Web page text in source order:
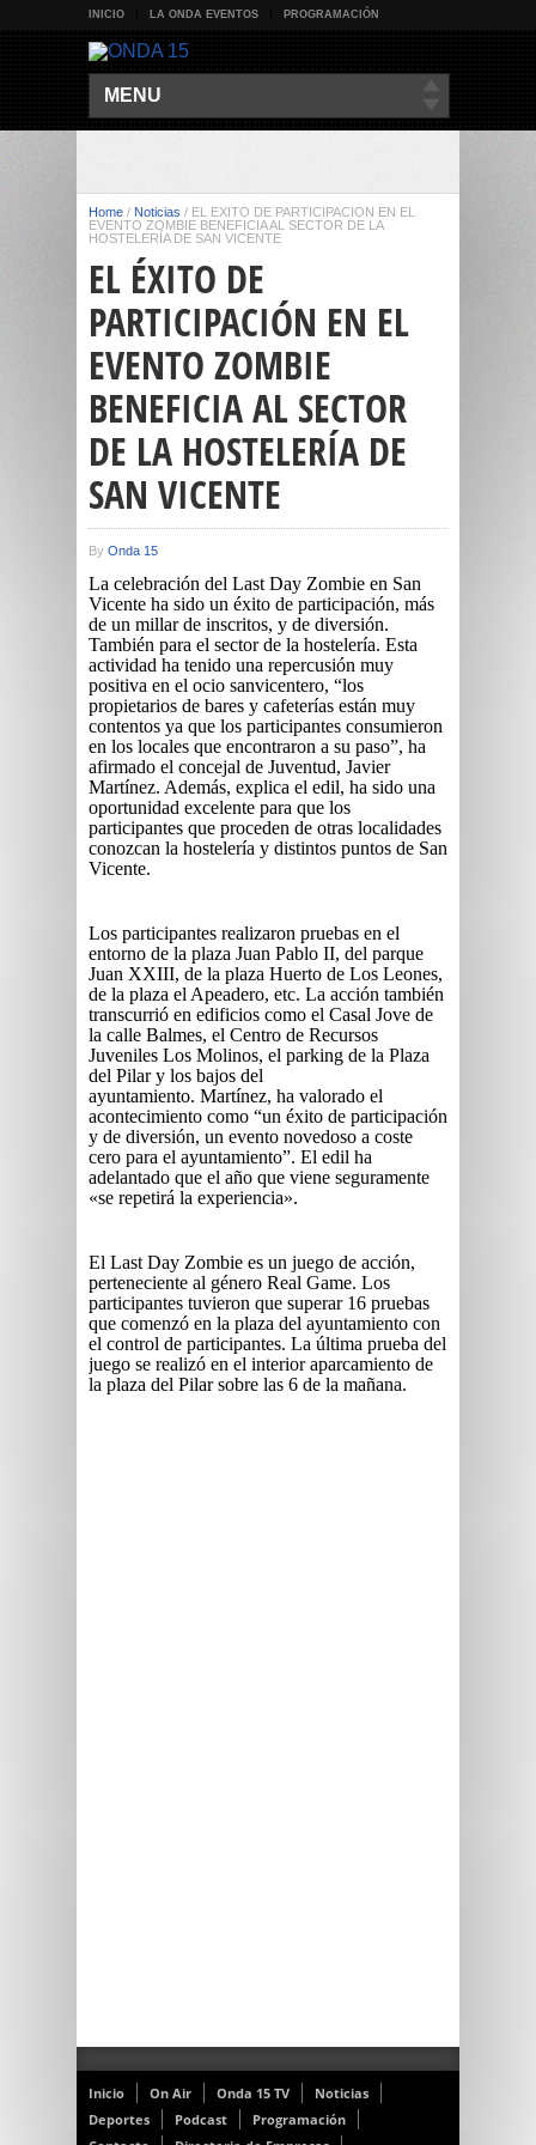
INICIO LA ONDA EVENTOS PROGRAMACIÓN
MENU
Home / Noticias / EL ÉXITO DE PARTICIPACIÓN EN EL
EVENTO ZOMBIE BENEFICIA AL SECTOR DE LA
HOSTELERÍA DE SAN VICENTE
EL ÉXITO DE
PARTICIPACIÓN EN EL
EVENTO ZOMBIE
BENEFICIA AL SECTOR
DE LA HOSTELERÍA DE
SAN VICENTE
By Onda 15
La celebración del Last Day Zombie en San
Vicente ha sido un éxito de participación, más
de un millar de inscritos, y de diversión.
También para el sector de la hostelería. Esta
actividad ha tenido una repercusión muy
positiva en el ocio sanvicentero, “los
propietarios de bares y cafeterías están muy
contentos ya que los participantes consumieron
en los locales que encontraron a su paso”, ha
afirmado el concejal de Juventud, Javier
Martínez. Además, explica el edil, ha sido una
oportunidad excelente para que los
participantes que proceden de otras localidades
conozcan la hostelería y distintos puntos de San
Vicente.
Los participantes realizaron pruebas en el
entorno de la plaza Juan Pablo II, del parque
Juan XXIII, de la plaza Huerto de Los Leones,
de la plaza el Apeadero, etc. La acción también
transcurrió en edificios como el Casal Jove de
la calle Balmes, el Centro de Recursos
Juveniles Los Molinos, el parking de la Plaza
del Pilar y los bajos del
ayuntamiento. Martínez, ha valorado el
acontecimiento como “un éxito de participación
y de diversión, un evento novedoso a coste
cero para el ayuntamiento”. El edil ha
adelantado que el año que viene seguramente
«se repetirá la experiencia».
El Last Day Zombie es un juego de acción,
perteneciente al género Real Game. Los
participantes tuvieron que superar 16 pruebas
que comenzó en la plaza del ayuntamiento con
el control de participantes. La última prueba del
juego se realizó en el interior aparcamiento de
la plaza del Pilar sobre las 6 de la mañana.
Inicio On Air Onda 15 TV
Noticias
Deportes
Podcast
Programación